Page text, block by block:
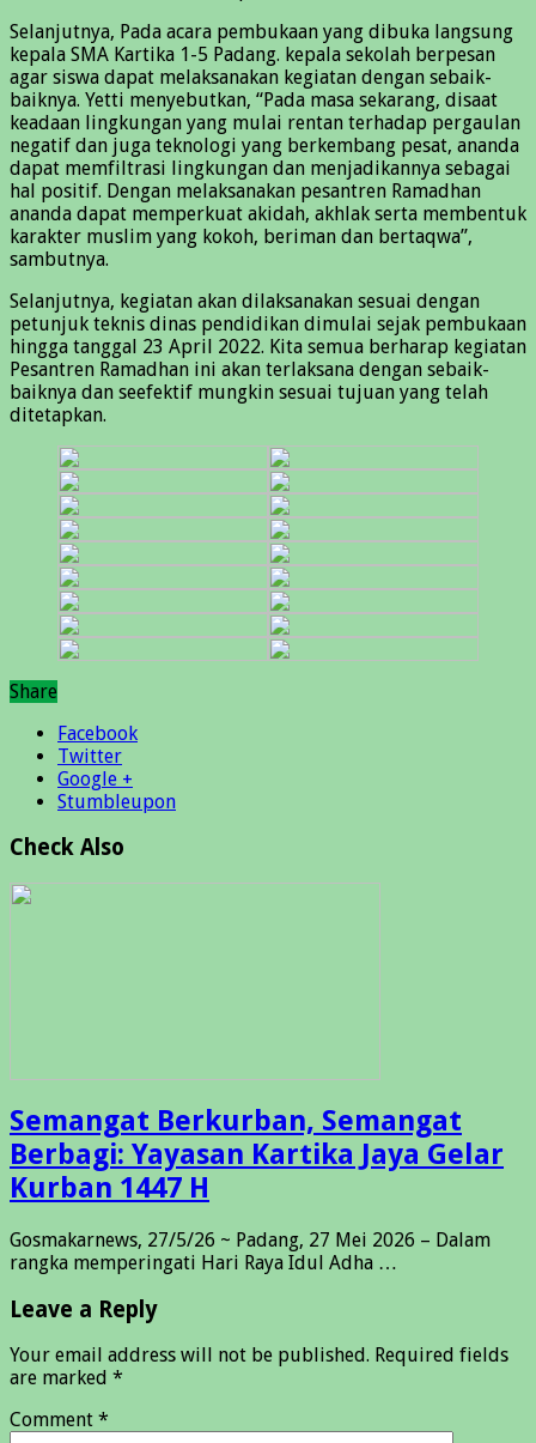
Selanjutnya, Pada acara pembukaan yang dibuka langsung
kepala SMA Kartika 1-5 Padang. kepala sekolah berpesan
agar siswa dapat melaksanakan kegiatan dengan sebaik-
baiknya. Yetti menyebutkan, “Pada masa sekarang, disaat
keadaan lingkungan yang mulai rentan terhadap pergaulan
negatif dan juga teknologi yang berkembang pesat, ananda
dapat memfiltrasi lingkungan dan menjadikannya sebagai
hal positif. Dengan melaksanakan pesantren Ramadhan
ananda dapat memperkuat akidah, akhlak serta membentuk
karakter muslim yang kokoh, beriman dan bertaqwa”,
sambutnya.
Selanjutnya, kegiatan akan dilaksanakan sesuai dengan
petunjuk teknis dinas pendidikan dimulai sejak pembukaan
hingga tanggal 23 April 2022. Kita semua berharap kegiatan
Pesantren Ramadhan ini akan terlaksana dengan sebaik-
baiknya dan seefektif mungkin sesuai tujuan yang telah
ditetapkan.
Share
Facebook
Twitter
Google +
Stumbleupon
Check Also
Semangat Berkurban, Semangat
Berbagi: Yayasan Kartika Jaya Gelar
Kurban 1447 H
Gosmakarnews, 27/5/26 ~ Padang, 27 Mei 2026 – Dalam
rangka memperingati Hari Raya Idul Adha …
Leave a Reply
Your email address will not be published. Required fields
are marked *
Comment *